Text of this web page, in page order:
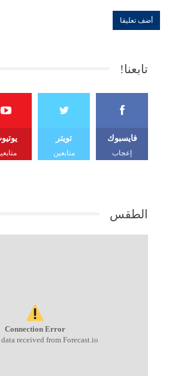
تابعنا!
فايسبوك
إعجاب
تويتر
متابعين
الطقس
Connection Error
received from Forecast.io!.